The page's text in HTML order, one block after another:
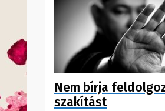
Nem bírja
szakítást